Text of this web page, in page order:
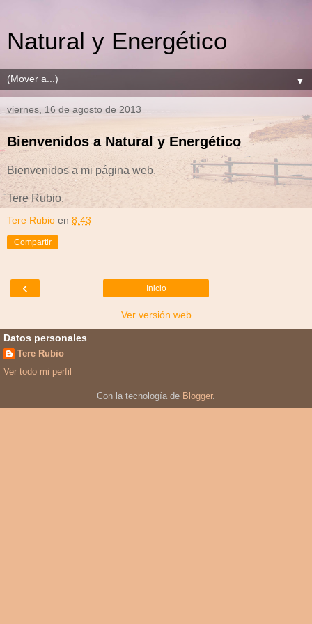
Natural y Energético
▼
viernes, 16 de agosto de 2013
Bienvenidos a Natural y Energético
Bienvenidos a mi página web.
Tere Rubio.
Tere Rubio en 8:43
Compartir
‹ Inicio
Ver versión web
Datos personales
Tere Rubio
Ver todo mi perfil
Con la tecnología de Blogger.